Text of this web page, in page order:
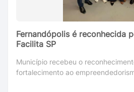
Fernandópolis é reconhecida
Facilita SP
Município recebeu o
fortalecimento ao